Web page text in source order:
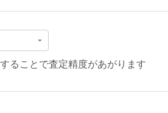
ることで査定精度があがります